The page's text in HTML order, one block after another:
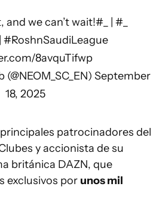
and we can’t wait!#_
#_
#RoshnSaudiLeague
8avquTifwp
September
18, 2025
patrocinadores del
y accionista de su
británica DAZN, que
exclusivos por unos mil